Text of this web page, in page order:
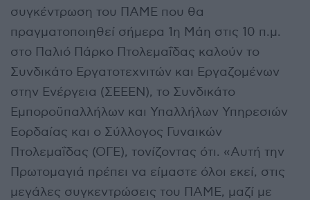
συγκέντρωση του ΠΑΜΕ που θα
πραγματοποιηθεί σήμερα 1η Μάη στις 10 π.μ.
στο Παλιό Πάρκο Πτολεμαΐδας καλούν το
Συνδικάτο Εργατοτεχνιτών και Εργαζομένων
στην Ενέργεια (ΣΕΕΕΝ), το Συνδικάτο
Εμποροϋπαλλήλων και Υπαλλήλων Υπηρεσιών
Εορδαίας και ο Σύλλογος Γυναικών
Πτολεμαΐδας (ΟΓΕ), τονίζοντας ότι. «Αυτή την
Πρωτομαγιά πρέπει να είμαστε όλοι εκεί, στις
μεγάλες συγκεντρώσεις του ΠΑΜΕ, μαζί με